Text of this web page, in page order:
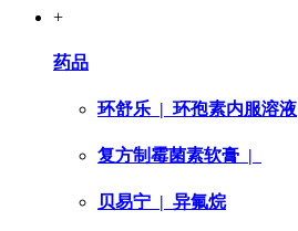
+
药品
环舒乐 | 环孢素内服溶液
复方制霉菌素软膏 |
贝易宁 | 异氟烷